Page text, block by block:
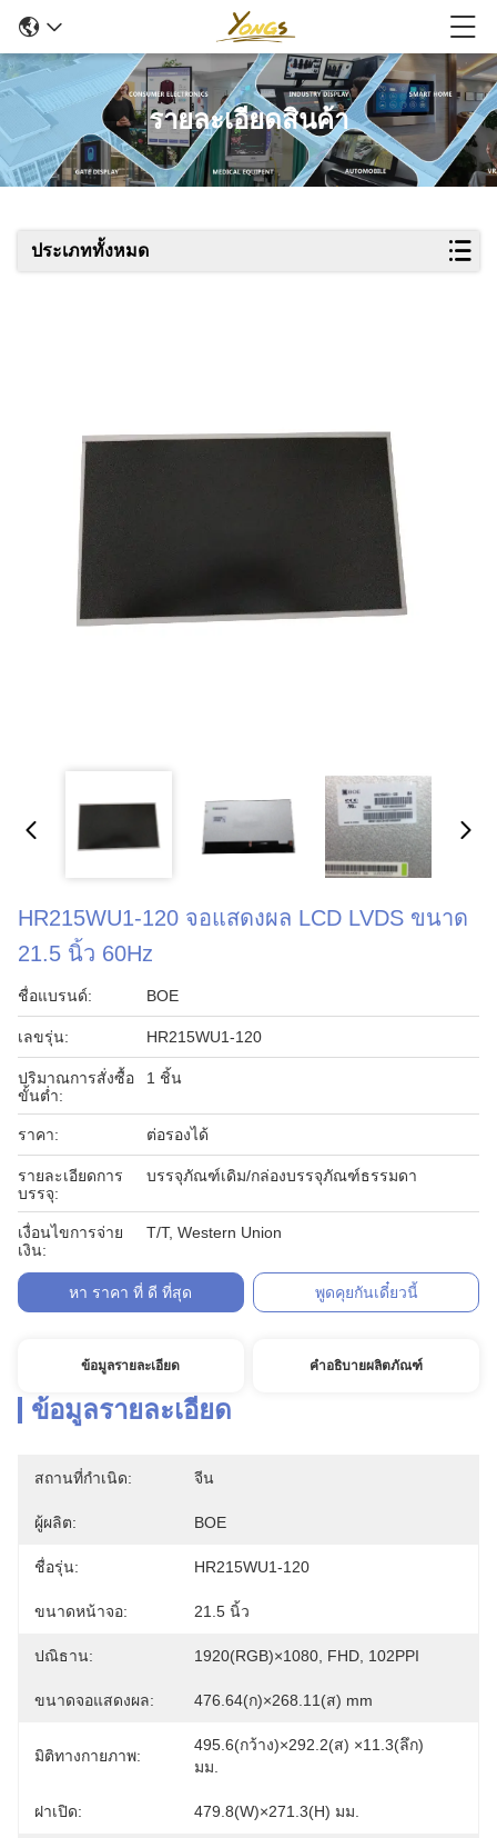
รายละเอียดสินค้า
ประเภททั้งหมด
HR215WU1-120 จอแสดงผล LCD LVDS ขนาด
21.5 นิ้ว 60Hz
ชื่อแบรนด์: BOE
เลขรุ่น: HR215WU1-120
ปริมาณการสั่งซื้อ
ขั้นต่ำ:
1 ชิ้น
ราคา: ต่อรองได้
รายละเอียดการ
บรรจุ:
บรรจุภัณฑ์เดิม/กล่องบรรจุภัณฑ์ธรรมดา
เงื่อนไขการจ่าย
เงิน:
T/T, Western Union
หา ราคา ที่ ดี ที่สุด พูดคุยกันเดี๋ยวนี้
ข้อมูลรายละเอียด คำอธิบายผลิตภัณฑ์
ข้อมูลรายละเอียด
สถานที่กำเนิด: จีน
ผู้ผลิต: BOE
ชื่อรุ่น: HR215WU1-120
ขนาดหน้าจอ: 21.5 นิ้ว
ปณิธาน: 1920(RGB)×1080, FHD, 102PPI
ขนาดจอแสดงผล: 476.64(ก)×268.11(ส) mm
มิติทางกายภาพ:
495.6(กว้าง)×292.2(ส) ×11.3(ลึก)
มม.
ฝาเปิด: 479.8(W)×271.3(H) มม.